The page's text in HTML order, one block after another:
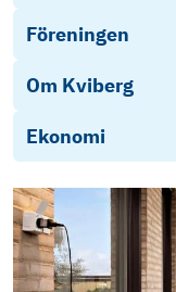
Föreningen
Om Kviberg
Ekonomi